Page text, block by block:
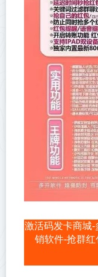
激活码发卡商城
销软件-抢群